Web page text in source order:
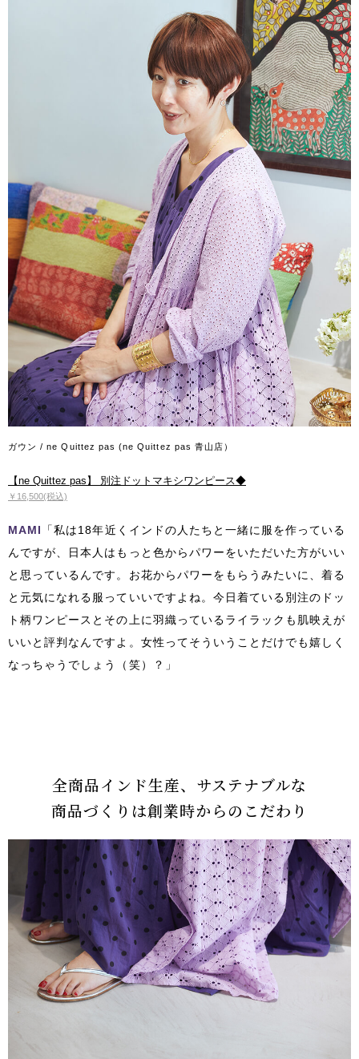
ガウン / ne Quittez pas (ne Quittez pas 青山店）
【ne Quittez pas】 別注ドットマキシワンピース◆
￥16,500(税込)
MAMI
「私は18年近くインドの人たちと一緒に服を作っている
んですが、日本人はもっと色からパワーをいただいた方がいい
と思っているんです。お花からパワーをもらうみたいに、着る
と元気になれる服っていいですよね。今日着ている別注のドッ
ト柄ワンピースとその上に羽織っているライラックも肌映えが
いいと評判なんですよ。女性ってそういうことだけでも嬉しく
なっちゃうでしょう（笑）？」
全商品インド生産、サステナブルな
商品づくりは創業時からのこだわり